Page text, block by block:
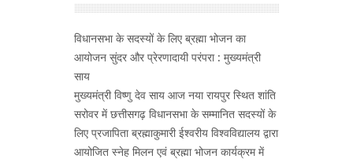
विधानसभा के सदस्यों के लिए ब्रह्मा भोजन का
आयोजन सुंदर और प्रेरणादायी परंपरा : मुख्यमंत्री
साय
मुख्यमंत्री विष्णु देव साय आज नया रायपुर स्थित शांति
सरोवर में छत्तीसगढ़ विधानसभा के सम्मानित सदस्यों के
लिए प्रजापिता ब्रह्माकुमारी ईश्वरीय विश्वविद्यालय द्वारा
आयोजित स्नेह मिलन एवं ब्रह्मा भोजन कार्यक्रम में